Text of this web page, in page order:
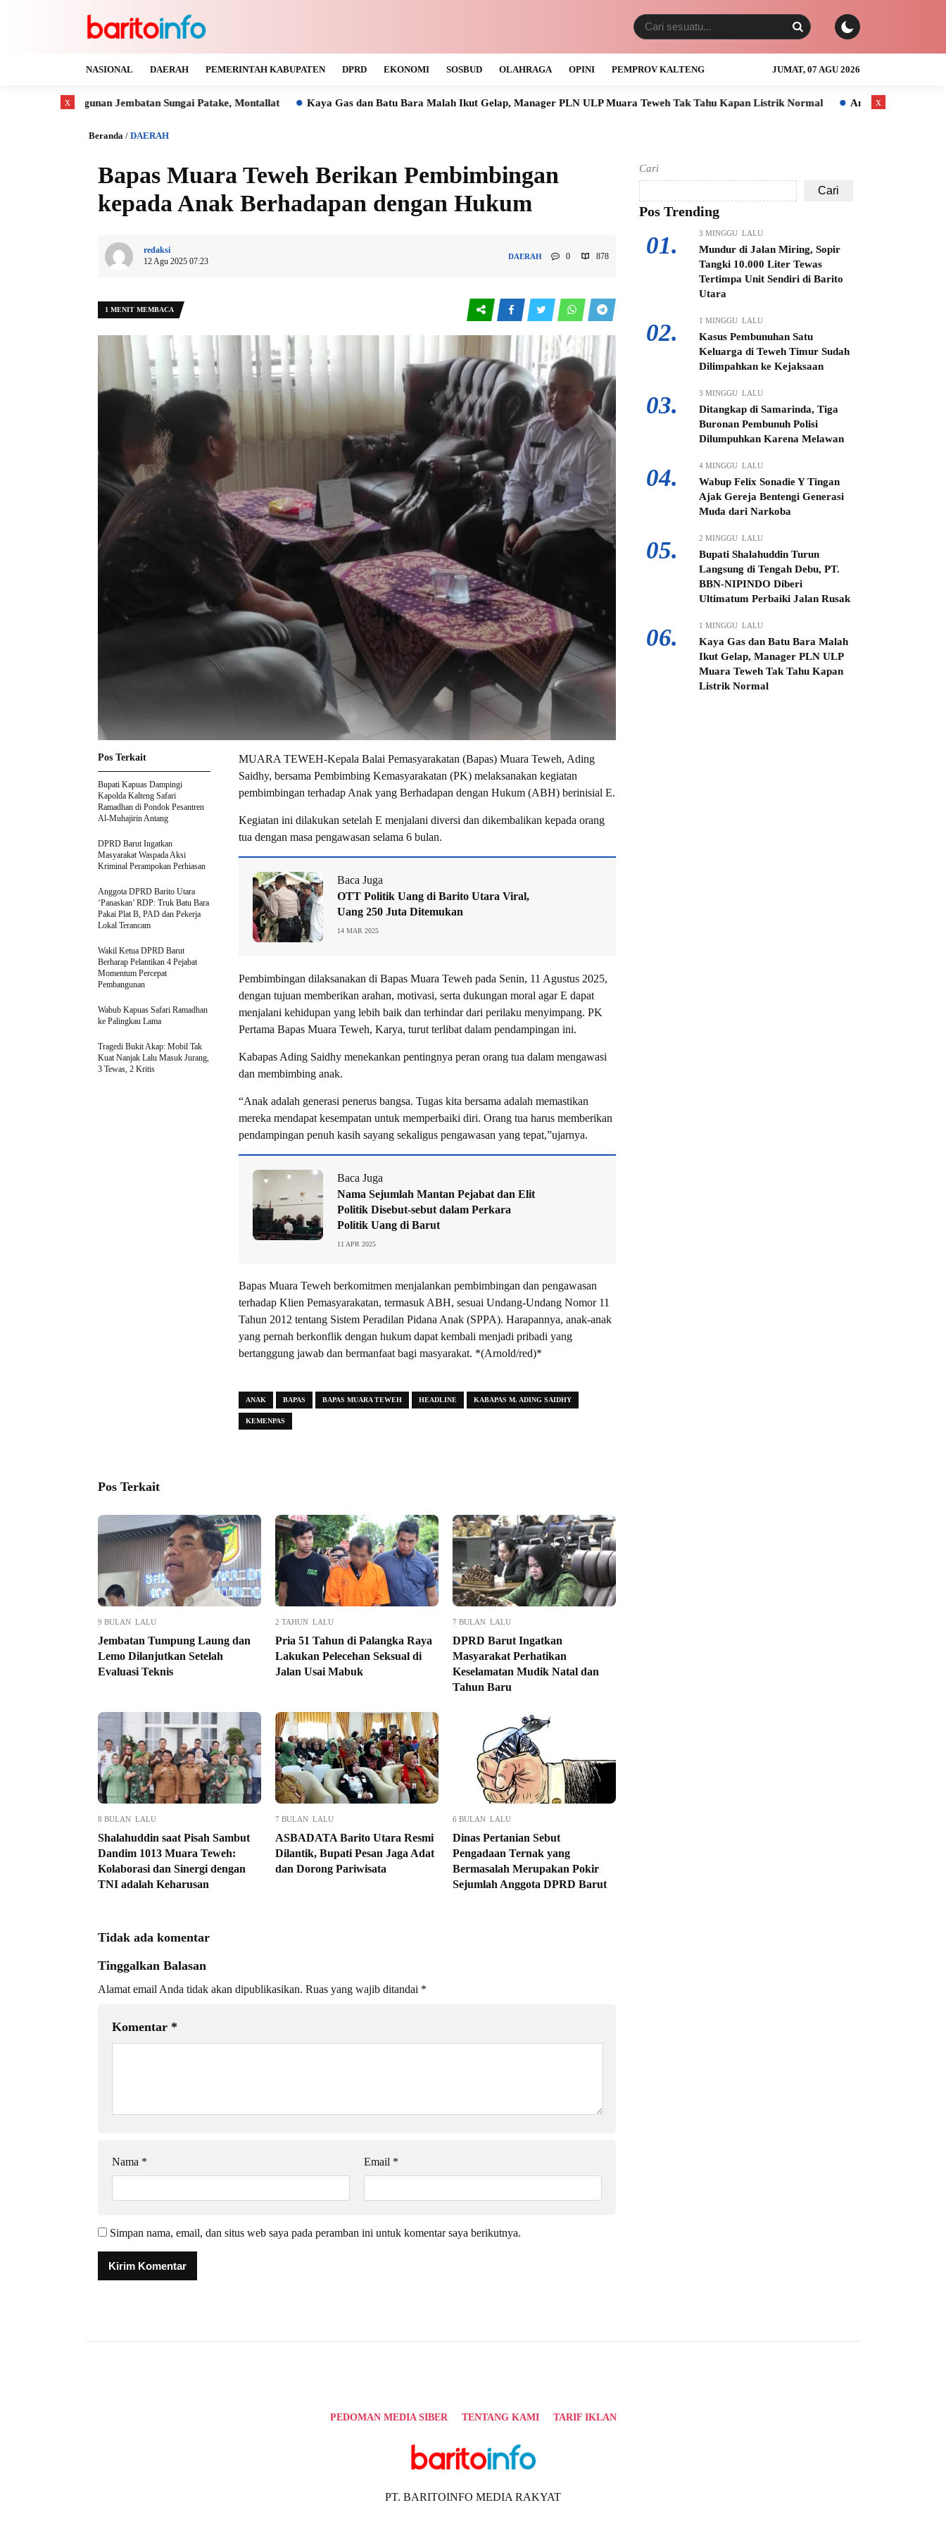
NASIONAL DAERAH PEMERINTAH KABUPATEN DPRD EKONOMI SOSBUD OLAHRAGA OPINI PEMPROV KALTENG JUMAT, 07 AGU 2026
Jembatan Sungai Patake, Montallat Kaya Gas dan Batu Bara Malah Ikut Gelap, Manager PLN ULP Muara Teweh Tak Tahu Kapan Listrik Normal Anak Usia 3 Tahun Tewas
Beranda / DAERAH
Bapas Muara Teweh Berikan Pembimbingan
kepada Anak Berhadapan dengan Hukum
redaksi
12 Agu 2025 07:23
DAERAH 0 878
1 MENIT MEMBACA
MUARA TEWEH-Kepala Balai Pemasyarakatan (Bapas) Muara Teweh, Ading
Saidhy, bersama Pembimbing Kemasyarakatan (PK) melaksanakan kegiatan
pembimbingan terhadap Anak yang Berhadapan dengan Hukum (ABH) berinisial E.
Kegiatan ini dilakukan setelah E menjalani diversi dan dikembalikan kepada orang
tua dengan masa pengawasan selama 6 bulan.
Baca Juga
OTT Politik Uang di Barito Utara Viral,
Uang 250 Juta Ditemukan
14 MAR 2025
Pembimbingan dilaksanakan di Bapas Muara Teweh pada Senin, 11 Agustus 2025,
dengan tujuan memberikan arahan, motivasi, serta dukungan moral agar E dapat
menjalani kehidupan yang lebih baik dan terhindar dari perilaku menyimpang. PK
Pertama Bapas Muara Teweh, Karya, turut terlibat dalam pendampingan ini.
Kabapas Ading Saidhy menekankan pentingnya peran orang tua dalam mengawasi
dan membimbing anak.
“Anak adalah generasi penerus bangsa. Tugas kita bersama adalah memastikan
mereka mendapat kesempatan untuk memperbaiki diri. Orang tua harus memberikan
pendampingan penuh kasih sayang sekaligus pengawasan yang tepat,”ujarnya.
Baca Juga
Nama Sejumlah Mantan Pejabat dan Elit
Politik Disebut-sebut dalam Perkara
Politik Uang di Barut
11 APR 2025
Bapas Muara Teweh berkomitmen menjalankan pembimbingan dan pengawasan
terhadap Klien Pemasyarakatan, termasuk ABH, sesuai Undang-Undang Nomor 11
Tahun 2012 tentang Sistem Peradilan Pidana Anak (SPPA). Harapannya, anak-anak
yang pernah berkonflik dengan hukum dapat kembali menjadi pribadi yang
bertanggung jawab dan bermanfaat bagi masyarakat. *(Arnold/red)*
ANAK BAPAS BAPAS MUARA TEWEH HEADLINE KABAPAS M. ADING SAIDHY
KEMENPAS
Pos Terkait
Bupati Kapuas Dampingi
Kapolda Kalteng Safari
Ramadhan di Pondok Pesantren
Al-Muhajirin Antang
DPRD Barut Ingatkan
Masyarakat Waspada Aksi
Kriminal Perampokan Perhiasan
Anggota DPRD Barito Utara
‘Panaskan’ RDP: Truk Batu Bara
Pakai Plat B, PAD dan Pekerja
Lokal Terancam
Wakil Ketua DPRD Barut
Berharap Pelantikan 4 Pejabat
Momentum Percepat
Pembangunan
Wabub Kapuas Safari Ramadhan
ke Palingkau Lama
Tragedi Bukit Akap: Mobil Tak
Kuat Nanjak Lalu Masuk Jurang,
3 Tewas, 2 Kritis
Pos Terkait
9 BULAN LALU
Jembatan Tumpung Laung dan
Lemo Dilanjutkan Setelah
Evaluasi Teknis
2 TAHUN LALU
Pria 51 Tahun di Palangka Raya
Lakukan Pelecehan Seksual di
Jalan Usai Mabuk
7 BULAN LALU
DPRD Barut Ingatkan
Masyarakat Perhatikan
Keselamatan Mudik Natal dan
Tahun Baru
8 BULAN LALU
Shalahuddin saat Pisah Sambut
Dandim 1013 Muara Teweh:
Kolaborasi dan Sinergi dengan
TNI adalah Keharusan
7 BULAN LALU
ASBADATA Barito Utara Resmi
Dilantik, Bupati Pesan Jaga Adat
dan Dorong Pariwisata
6 BULAN LALU
Dinas Pertanian Sebut
Pengadaan Ternak yang
Bermasalah Merupakan Pokir
Sejumlah Anggota DPRD Barut
Tidak ada komentar
Tinggalkan Balasan
Alamat email Anda tidak akan dipublikasikan. Ruas yang wajib ditandai *
Komentar *
Nama * Email *
Simpan nama, email, dan situs web saya pada peramban ini untuk komentar saya berikutnya.
Cari
Cari
Pos Trending
01. 3 MINGGU LALU
Mundur di Jalan Miring, Sopir
Tangki 10.000 Liter Tewas
Tertimpa Unit Sendiri di Barito
Utara
02. 1 MINGGU LALU
Kasus Pembunuhan Satu
Keluarga di Teweh Timur Sudah
Dilimpahkan ke Kejaksaan
03. 3 MINGGU LALU
Ditangkap di Samarinda, Tiga
Buronan Pembunuh Polisi
Dilumpuhkan Karena Melawan
04. 4 MINGGU LALU
Wabup Felix Sonadie Y Tingan
Ajak Gereja Bentengi Generasi
Muda dari Narkoba
05. 2 MINGGU LALU
Bupati Shalahuddin Turun
Langsung di Tengah Debu, PT.
BBN-NIPINDO Diberi
Ultimatum Perbaiki Jalan Rusak
06. 1 MINGGU LALU
Kaya Gas dan Batu Bara Malah
Ikut Gelap, Manager PLN ULP
Muara Teweh Tak Tahu Kapan
Listrik Normal
x x
PEDOMAN MEDIA SIBER TENTANG KAMI TARIF IKLAN
PT. BARITOINFO MEDIA RAKYAT